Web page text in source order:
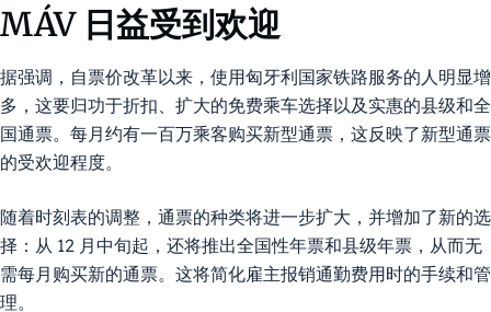
MÁV 日益受到欢迎
据强调，自票价改革以来，使用匈牙利国家铁路服务的人明显增
多，这要归功于折扣、扩大的免费乘车选择以及实惠的县级和全
国通票。每月约有一百万乘客购买新型通票，这反映了新型通票
的受欢迎程度。
随着时刻表的调整，通票的种类将进一步扩大，并增加了新的选
择：从 12 月中旬起，还将推出全国性年票和县级年票，从而无
需每月购买新的通票。这将简化雇主报销通勤费用时的手续和管
理。